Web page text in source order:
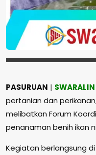
PASURUAN | SWARALIN
pertanian dan
melibatkan Forum
penanaman benih ikan
Kegiatan berlangsung